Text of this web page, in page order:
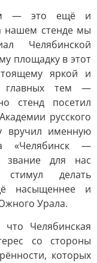
— это ещё и
нашем стенде мы
Челябинской
площадку в этот
яркой и
главных тем —
стенд посетил
русского
вручил именную
«Челябинск —
звание для нас
стимул делать
насыщеннее и
Урала.
Челябинская
со стороны
которых